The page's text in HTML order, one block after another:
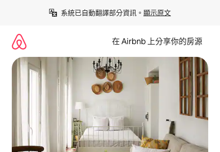
系統已自動翻譯部分資訊。 顯示原文
在 Airbnb 上分享你的房源